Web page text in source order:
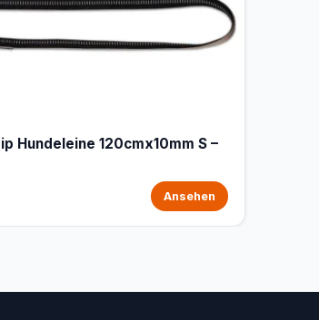
Hundeleine 120cmx10mm S –
Ansehen